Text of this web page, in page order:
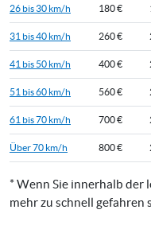
26 bis 30 km/h 180 €
31 bis 40 km/h 260 €
41 bis 50 km/h 400 €
51 bis 60 km/h 560 €
61 bis 70 km/h 700 €
Über 70 km/h 800 €
* Wenn Sie innerhalb
mehr zu schnell gefahren